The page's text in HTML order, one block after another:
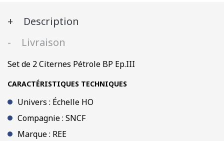
Ep.IIIDescription
Livraison
Set de 2 Citernes Pétrole BP Ep.III
CARACTÉRISTIQUES TECHNIQUES
Univers : Échelle HO
Compagnie : SNCF
Marque : REE